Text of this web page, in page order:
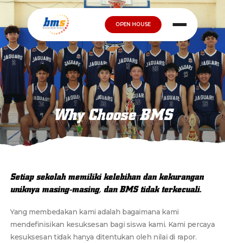
OPEN HOUSE
Why Choose BMS
Setiap sekolah memiliki kelebihan dan kekurangan
uniknya masing-masing, dan BMS tidak terkecuali.
Yang membedakan kami adalah bagaimana kami
mendefinisikan kesuksesan bagi siswa kami. Kami percaya
kesuksesan tidak hanya ditentukan oleh nilai di rapor.